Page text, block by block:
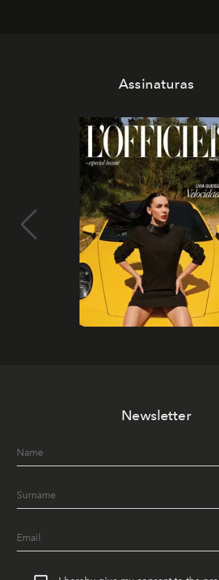
Assinaturas
Newsletter